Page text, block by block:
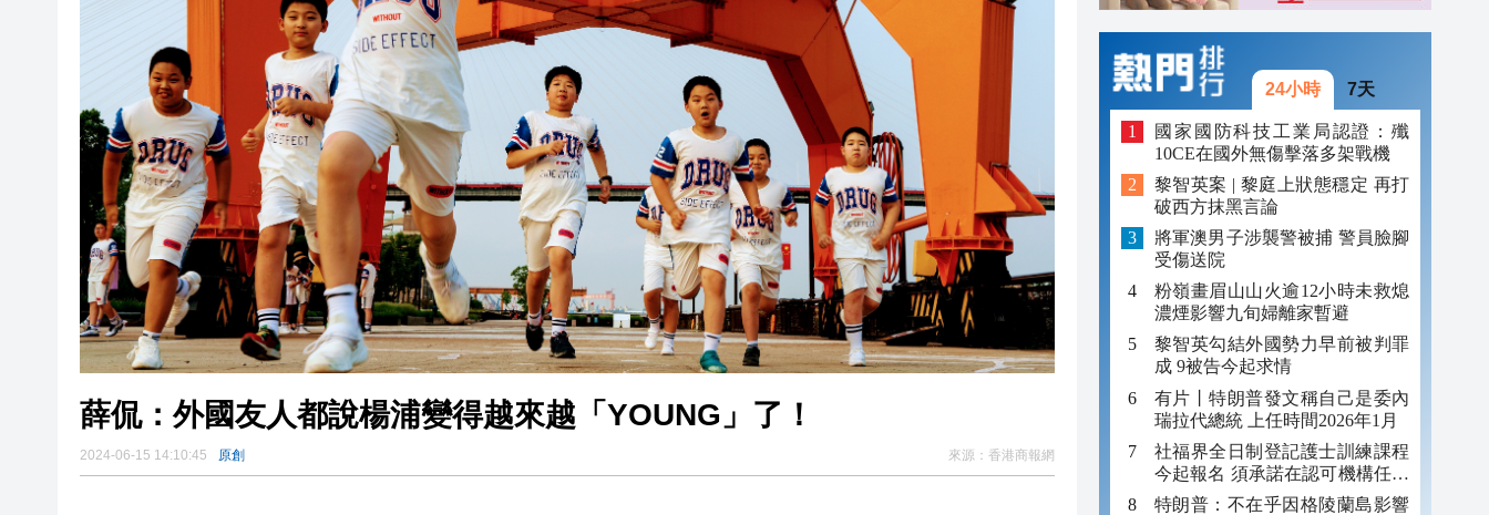
梁振英率港區全國政協委員考察團來瓊考察
2025年海南儋州以舊換新帶動消費約18億元
山東26戶省屬國企去年合計營收2.58萬億 利潤總額近936億
瀋陽鐵西校園閱讀活動解鎖閱讀新玩法
閩粵贛三地漢樂藝術家齊聚深圳，共奏客家文化傳承新篇章
20:34
薛侃：外國友人都說楊浦變得越來越「YOUNG」了！
2024-06-15 14:10:45 原創 來源： 香港商報網
24小時 7天
國家國防科技工業局認證：殲
10CE在國外無傷擊落多架戰機
黎智英案 | 黎庭上狀態穩定 再打
破西方抹黑言論
將軍澳男子涉襲警被捕 警員臉腳
受傷送院
粉嶺畫眉山山火逾12小時未救熄
濃煙影響九旬婦離家暫避
黎智英勾結外國勢力早前被判罪
成 9被告今起求情
有片丨特朗普發文稱自己是委內
瑞拉代總統 上任時間2026年1月
社福界全日制登記護士訓練課程
今起報名 須承諾在認可機構任職
至少三年
特朗普：不在乎因格陵蘭島影響